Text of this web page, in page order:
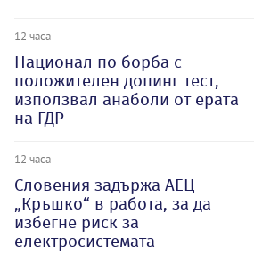
12 часа
Национал по борба с
положителен допинг тест,
използвал анаболи от ерата
на ГДР
12 часа
Словения задържа АЕЦ
„Кръшко“ в работа, за да
избегне риск за
електросистемата